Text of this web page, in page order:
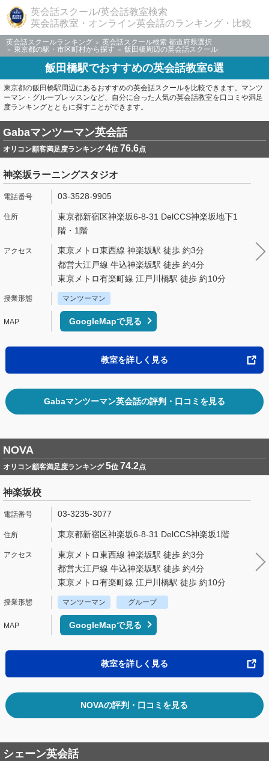
英会話スクール/英会話教室検索
英会話教室・オンライン英会話のランキング・比較
英会話スクールランキング
英会話スクール検索 都道府県選択
東京都の駅・市区町村から探す
飯田橋周辺の英会話スクール
飯田橋駅でおすすめの英会話教室6選
東京都の飯田橋駅周辺にあるおすすめの英会話スクールを比較できます。マンツ
ーマン・グループレッスンなど、自分に合った人気の英会話教室を口コミや満足
度ランキングとともに探すことができます。
Gabaマンツーマン英会話
オリコン顧客満足度ランキング4位 76.6点
神楽坂ラーニングスタジオ
03-3528-9905
東京都新宿区神楽坂6-8-31 DelCCS神楽坂地下1
階・1階
東京メトロ東西線 神楽坂駅 徒歩 約3分
都営大江戸線 牛込神楽坂駅 徒歩 約4分
東京メトロ有楽町線 江戸川橋駅 徒歩 約10分
マンツーマン
GoogleMapで見る
教室を詳しく見る
Gabaマンツーマン英会話の評判・口コミを見る
NOVA
オリコン顧客満足度ランキング5位 74.2点
神楽坂校
03-3235-3077
東京都新宿区神楽坂6-8-31 DelCCS神楽坂1階
東京メトロ東西線 神楽坂駅 徒歩 約3分
都営大江戸線 牛込神楽坂駅 徒歩 約4分
東京メトロ有楽町線 江戸川橋駅 徒歩 約10分
マンツーマン グループ
GoogleMapで見る
教室を詳しく見る
NOVAの評判・口コミを見る
シェーン英会話